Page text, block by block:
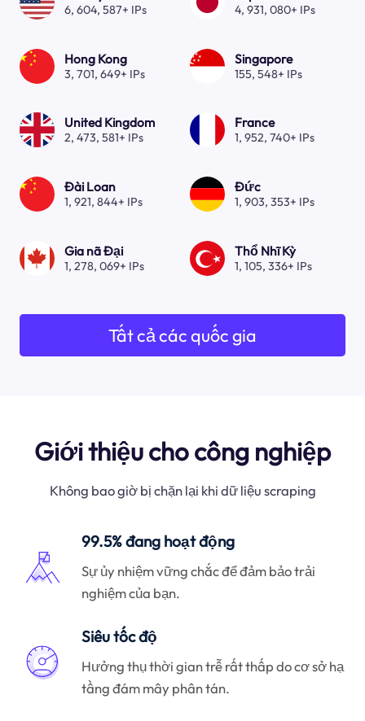
6, 604, 587+ IPs 4, 931, 080+ IPs
Hong Kong
3, 701, 649+ IPs
Singapore
155, 548+ IPs
United Kingdom
2, 473, 581+ IPs
France
1, 952, 740+ IPs
Đài Loan
1, 921, 844+ IPs
Đức
1, 903, 353+ IPs
Gia nã Đại
1, 278, 069+ IPs
Thổ Nhĩ Kỳ
1, 105, 336+ IPs
Tất cả các quốc gia
Giới thiệu cho công nghiệp
Không bao giờ bị chặn lại khi dữ liệu scraping
99.5% đang hoạt động
Sự ủy nhiệm vững chắc để đảm bảo trải
nghiệm của bạn.
Siêu tốc độ
Hưởng thụ thời gian trễ rất thấp do cơ sở hạ
tầng đám mây phân tán.